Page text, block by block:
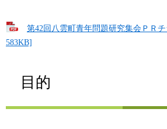
第42回八雲町青年問題研究集会ＰＲ
583KB]
目的